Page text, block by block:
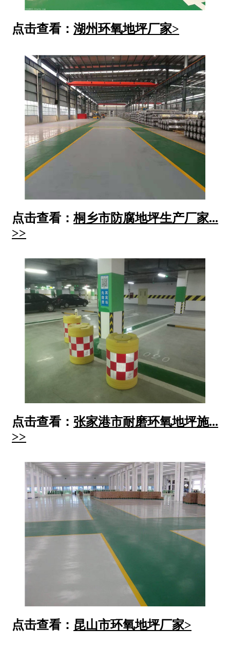
点击查看： 湖州环氧地坪厂家>
点击查看：桐乡市防腐地坪生产厂家...
>>
点击查看： 张家港市耐磨环氧地坪施...
>>
点击查看： 昆山市环氧地坪厂家>